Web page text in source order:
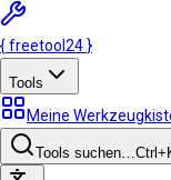
{freetool 24 }
Tools
Meine
Tools suchen…Ctrl